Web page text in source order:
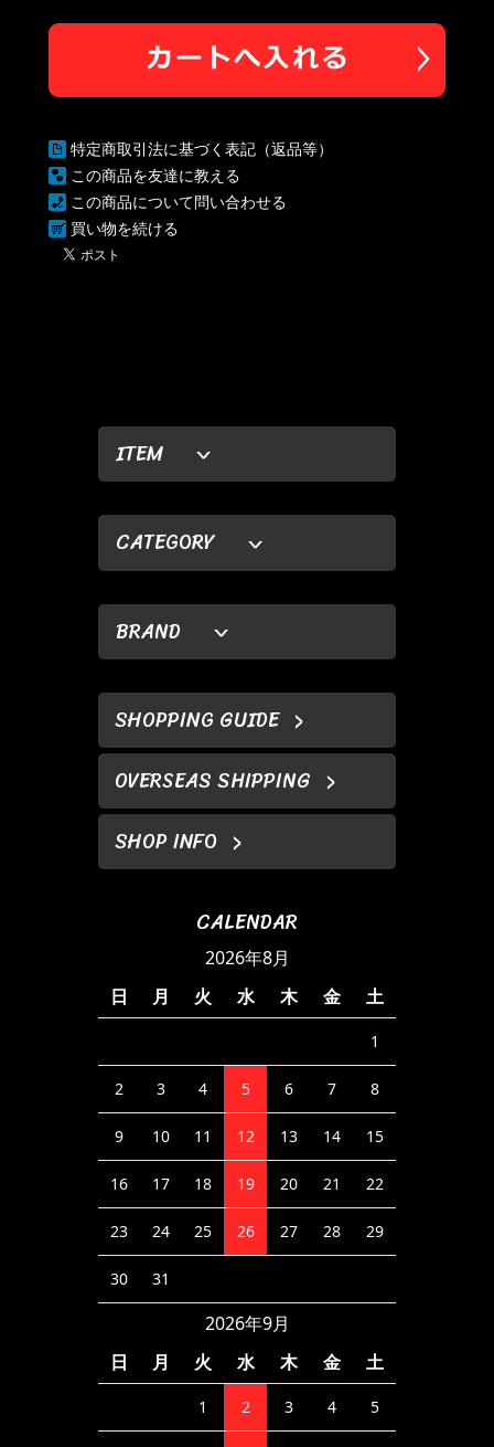
ITEM
CATEGORY
BRAND
SHOPPING GUIDE
OVERSEAS SHIPPING
SHOP INFO
CALENDAR
2026年8月
日
月 火 水 木 金 土
1
2 3 4 5 6 7 8
9 10 11 12 13 14 15
16 17 18 19 20 21 22
23 24 25 26 27 28 29
30 31
2026年9月
日
月 火 水 木 金 土
1 2 3 4 5
特定商取引法に基づく表記（返品等）
この商品を友達に教える
この商品について問い合わせる
買い物を続ける